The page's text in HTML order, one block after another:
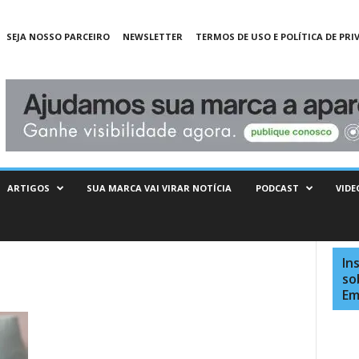
SEJA NOSSO PARCEIRO NEWSLETTER TERMOS DE USO E POLÍTICA DE
ARTIGOS SUA MARCA VAI VIRAR NOTÍCIA PODCAST